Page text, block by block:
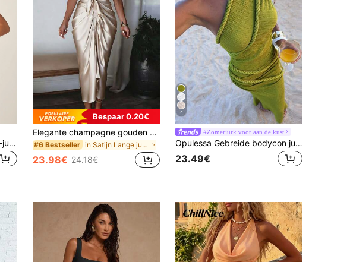
MISSGUIDED Gelaagde mini-jurk met kanten rand en franje-detail, spaghettibandjes, zwierige boho zomerjurk voor feestjes
Bespaar 0.20€
Elegante champagne gouden acetaat midi-jurk, getailleerde overhemdjurk, stijlvol en sexy voor avonddate, formeel gala, theeparty, lente/zomer/herfst
#6 Bestseller in Satijn Lange jurken
23.98€ 24.18€
4
#Zomerjurk voor aan de kust
Opulessa Gebreide bodycon jurk voor dames, perfect voor de lente/zomervakantie.
23.49€